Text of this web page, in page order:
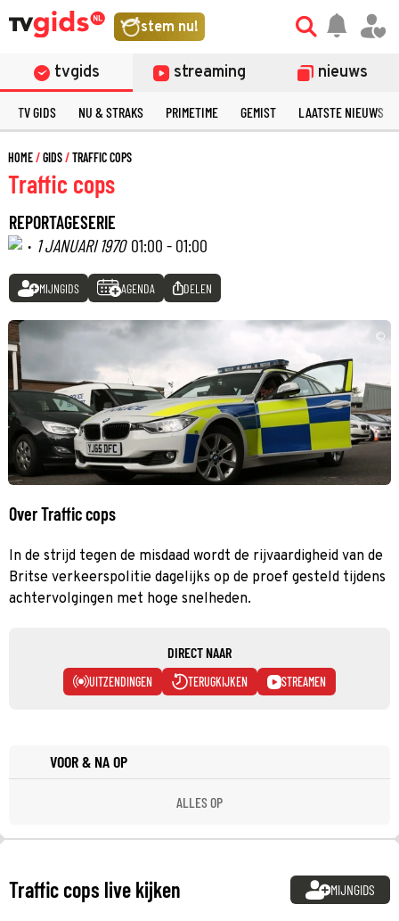
stem nu!
tvgids streaming nieuws
TV GIDS NU & STRAKS PRIMETIME GEMIST LAATSTE NIEUWS
HOME GIDS TRAFFIC COPS
Traffic cops
REPORTAGESERIE
· 1 JANUARI 1970 01:00 - 01:00
MIJNGIDS AGENDA DELEN
©
Over Traffic cops
In de strijd tegen de misdaad wordt de rijvaardigheid van de
Britse verkeerspolitie dagelijks op de proef gesteld tijdens
achtervolgingen met hoge snelheden.
DIRECT NAAR
UITZENDINGEN TERUGKIJKEN STREAMEN
VOOR & NA OP
ALLES OP
Traffic cops live kijken MIJNGIDS